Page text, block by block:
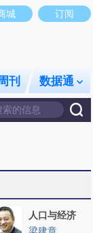
新观点和立场。推荐
城 订阅
刊 数据通
人口与经济
梁建章